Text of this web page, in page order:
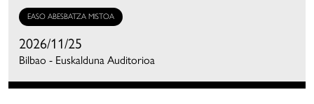
EASO ABESBATZA MISTOA
2026/11/25
Bilbao - Euskalduna Auditorioa